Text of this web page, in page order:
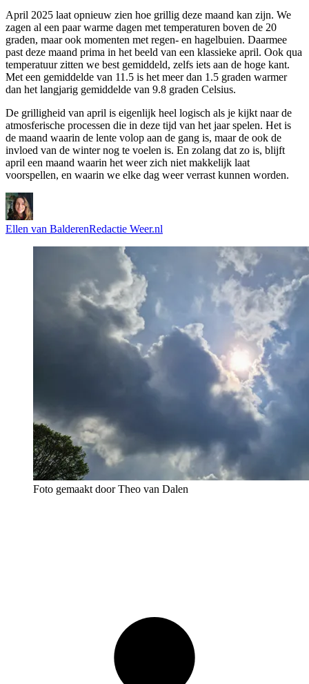
April 2025 laat opnieuw zien hoe grillig deze maand kan zijn. We
zagen al een paar warme dagen met temperaturen boven de 20
graden, maar ook momenten met regen- en hagelbuien. Daarmee
past deze maand prima in het beeld van een klassieke april. Ook qua
temperatuur zitten we best gemiddeld, zelfs iets aan de hoge kant.
Met een gemiddelde van 11.5 is het meer dan 1.5 graden warmer
dan het langjarig gemiddelde van 9.8 graden Celsius.
De grilligheid van april is eigenlijk heel logisch als je kijkt naar de
atmosferische processen die in deze tijd van het jaar spelen. Het is
de maand waarin de lente volop aan de gang is, maar de ook de
invloed van de winter nog te voelen is. En zolang dat zo is, blijft
april een maand waarin het weer zich niet makkelijk laat
voorspellen, en waarin we elke dag weer verrast kunnen worden.
Ellen van BalderenRedactie Weer.nl
Foto gemaakt door Theo van Dalen